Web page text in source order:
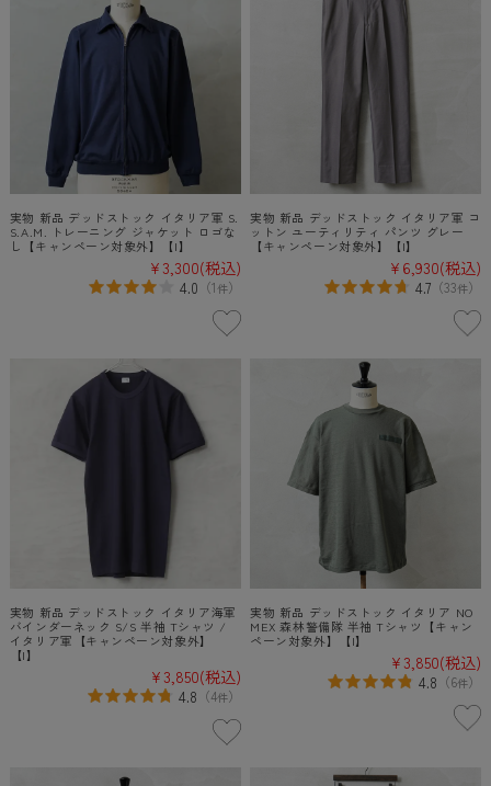
実物 新品 デッドストック イタリア軍 S.
S.A.M. トレーニング ジャケット ロゴな
し【キャンペーン対象外】【I】
¥3,300(税込)
4.0 （1件）
実物 新品 デッドストック イタリア軍 コ
ットン ユーティリティ パンツ グレー
【キャンペーン対象外】【I】
¥6,930(税込)
4.7 （33件）
実物 新品 デッドストック イタリア海軍
バインダーネック S/S 半袖 Tシャツ /
イタリア軍【キャンペーン対象外】
【I】
¥3,850(税込)
4.8 （4件）
実物 新品 デッドストック イタリア NO
MEX 森林警備隊 半袖 Tシャツ【キャン
ペーン対象外】【I】
¥3,850(税込)
4.8 （6件）